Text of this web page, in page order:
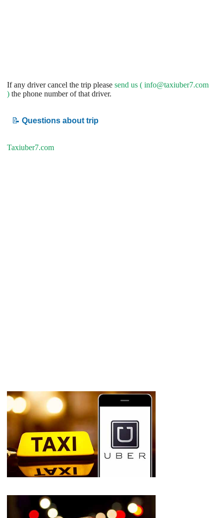
If any driver cancel the trip please send us ( info@taxiuber7.com
) the phone number of that driver.
📝 Questions about trip
Taxiuber7.com